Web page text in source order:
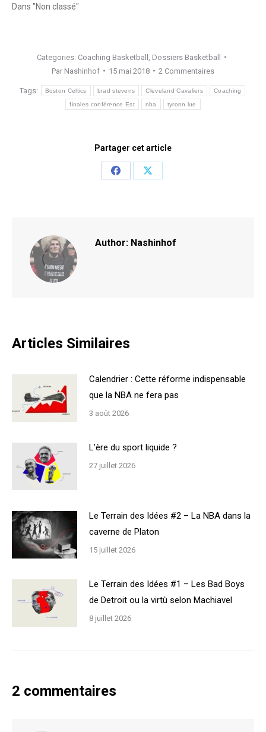
Dans "Non classé"
Categories: Coaching Basketball Dossiers Basketball
Par Nashinhof 15 mai 2018 2 Commentaires
Tags: Boston Celtics brad stevens Cleveland Cavaliers Coaching
finales conférence Est nba tyronn lue
Partager cet article
Share
Share
Author: Nashinhof
Articles Similaires
Calendrier : Cette réforme indispensable
que la NBA ne fera pas
3 août 2026
L’ère du sport liquide ?
27 juillet 2026
Le Terrain des Idées #2 – La NBA dans la
caverne de Platon
15 juillet 2026
Le Terrain des Idées #1 – Les Bad Boys
de Detroit ou la virtù selon Machiavel
8 juillet 2026
2 commentaires